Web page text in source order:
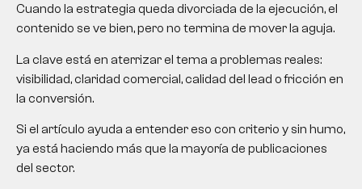
Cuando la estrategia queda divorciada de la ejecución, el
contenido se ve bien, pero no termina de mover la aguja.
La clave está en aterrizar el tema a problemas reales:
visibilidad, claridad comercial, calidad del lead o fricción en
la conversión.
Si el artículo ayuda a entender eso con criterio y sin humo,
ya está haciendo más que la mayoría de publicaciones
del sector.